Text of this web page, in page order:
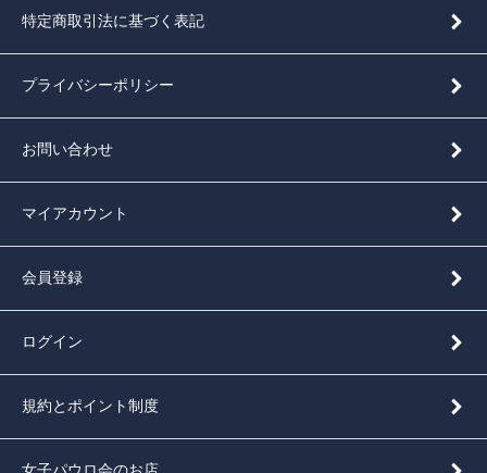
特定商取引法に基づく表記
プライバシーポリシー
お問い合わせ
マイアカウント
会員登録
ログイン
規約とポイント制度
女子パウロ会のお店